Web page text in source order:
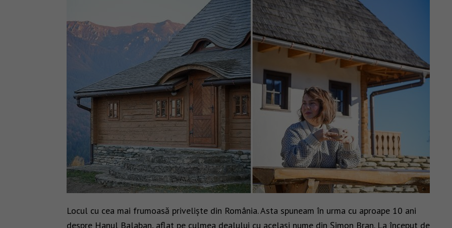
Locul cu cea mai frumoasă priveliște din România. Asta spuneam în urma cu aproape 10 ani
despre Hanul Balaban, aflat pe culmea dealului cu același nume din Șimon Bran. La început de